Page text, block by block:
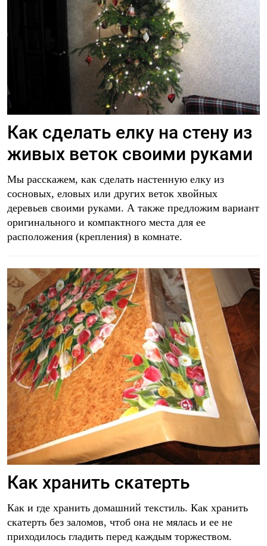
Как сделать елку на стену из
живых веток своими руками
Мы расскажем, как сделать настенную елку из
сосновых, еловых или других веток хвойных
деревьев своими руками. А также предложим вариант
оригинального и компактного места для ее
расположения (крепления) в комнате.
Как хранить скатерть
Как и где хранить домашний текстиль. Как хранить
скатерть без заломов, чтоб она не мялась и ее не
приходилось гладить перед каждым торжеством.